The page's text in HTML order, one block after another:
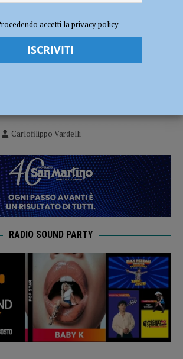
finali scudetto. Dore: “Era il nostro obiettivo,
U19 Gold alle finali
Carlofilippo Vardelli
RADIO SOUND PARTY
accetti la privacy policy